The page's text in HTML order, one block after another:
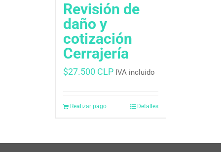
Revisión de
daño y
cotización
Cerrajería
$27.500 CLP IVA incluido
Realizar pago Detalles